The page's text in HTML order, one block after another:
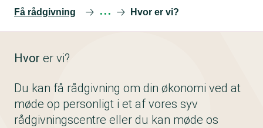
Få rådgivning ··· Hvor er vi?
Hvor er vi?
Du kan få rådgivning om din økonomi ved at
møde op personligt i et af vores syv
rådgivningscentre eller du kan møde os